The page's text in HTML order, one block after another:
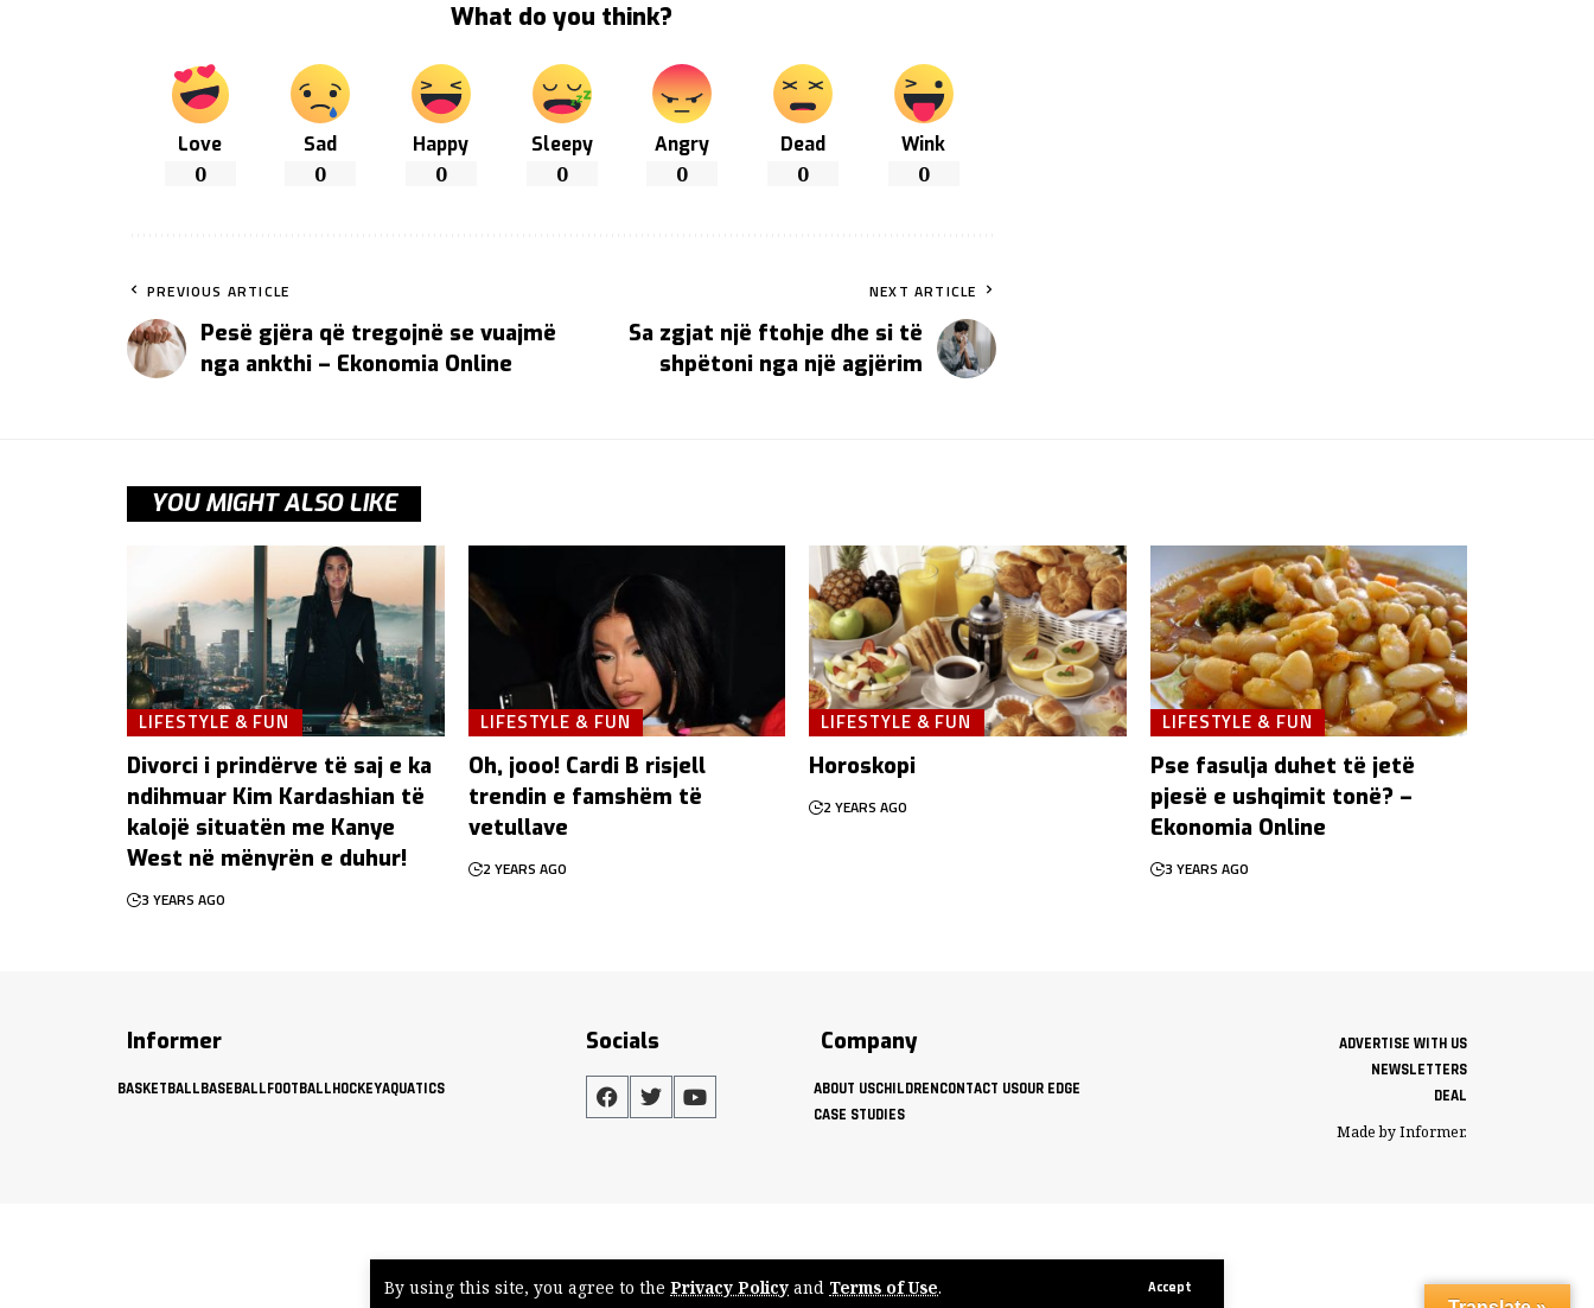
By using this site, you agree to the Privacy Policy and Terms of Use. Accept
What do you think?
Love
0
Sad
0
Happy
0
Sleepy
0
Angry
0
Dead
0
Wink
0
PREVIOUS ARTICLE
Pesë gjëra që tregojnë se vuajmë
nga ankthi – Ekonomia Online
NEXT ARTICLE
Sa zgjat një ftohje dhe si të
shpëtoni nga një agjërim
YOU MIGHT ALSO LIKE
LIFESTYLE & FUN
Divorci i prindërve të saj e ka
ndihmuar Kim Kardashian të
kalojë situatën me Kanye
West në mënyrën e duhur!
3 YEARS AGO
LIFESTYLE & FUN
Oh, jooo! Cardi B risjell
trendin e famshëm të
vetullave
2 YEARS AGO
LIFESTYLE & FUN
Horoskopi
2 YEARS AGO
LIFESTYLE & FUN
Pse fasulja duhet të jetë
pjesë e ushqimit tonë? –
Ekonomia Online
3 YEARS AGO
Informer
BASKETBALLBASEBALLFOOTBALLHOCKEYAQUATICS
Socials Company
ABOUT USCHILDRENCONTACT USOUR EDGE
CASE STUDIES
ADVERTISE WITH US
NEWSLETTERS
DEAL
Made by Informer.